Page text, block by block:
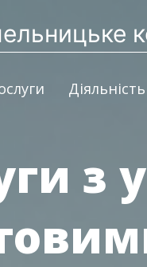
з
(current)
Діяльність